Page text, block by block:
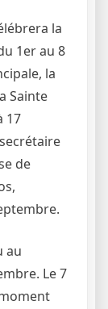
la
1er au 8
la
Sainte
17
de
au
Le 7